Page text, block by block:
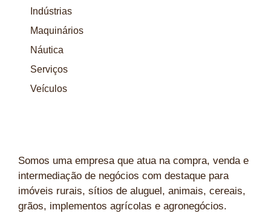
Somos uma empresa que atua na compra, venda e
intermediação de negócios com destaque para
imóveis rurais, sítios de aluguel, animais, cereais,
grãos, implementos agrícolas e agronegócios.
Indústrias
Maquinários
Náutica
Serviços
Veículos